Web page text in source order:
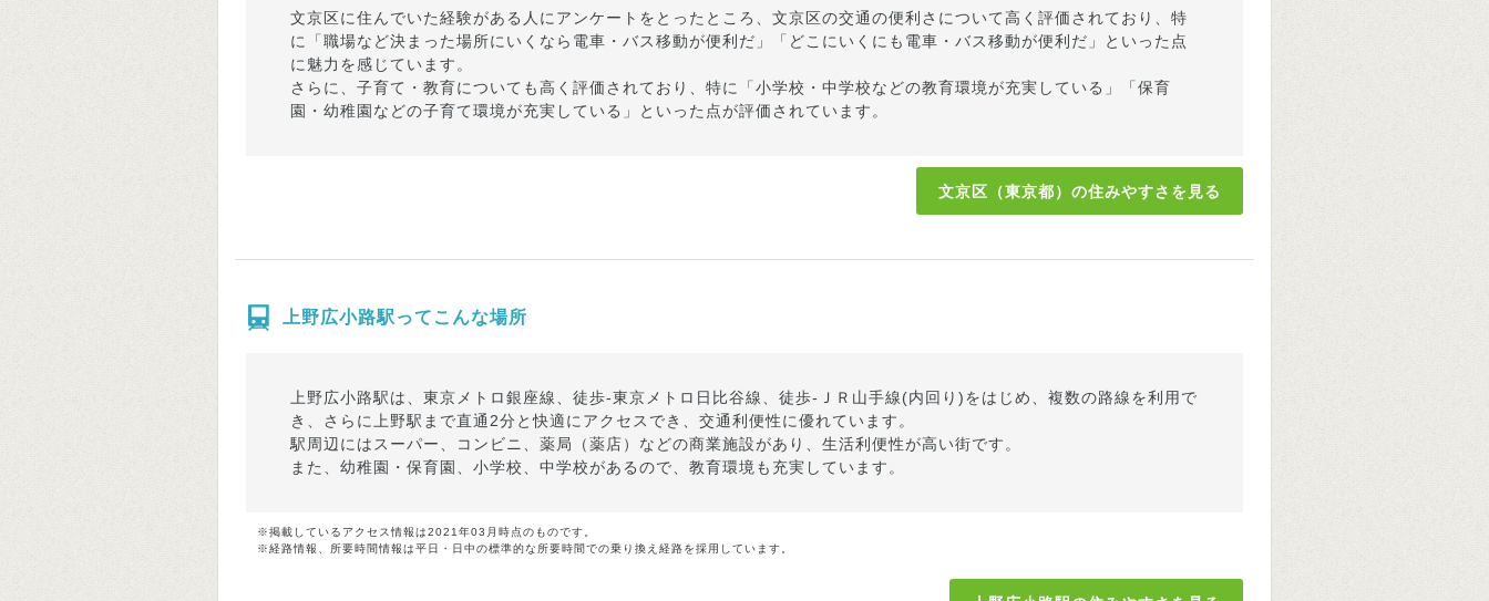
文京区に住んでいた経験がある人にアンケートをとったところ、文京区の交通の便利さについて高く評価されており、特
に「職場など決まった場所にいくなら電車・バス移動が便利だ」「どこにいくにも電車・バス移動が便利だ」といった点
に魅力を感じています。
さらに、子育て・教育についても高く評価されており、特に「小学校・中学校などの教育環境が充実している」「保育
園・幼稚園などの子育て環境が充実している」といった点が評価されています。
文京区（東京都）の住みやすさを見る
上野広小路駅ってこんな場所
上野広小路駅は、東京メトロ銀座線、徒歩-東京メトロ日比谷線、徒歩-ＪＲ山手線(内回り)をはじめ、複数の路線を利用で
き、さらに上野駅まで直通2分と快適にアクセスでき、交通利便性に優れています。
駅周辺にはスーパー、コンビニ、薬局（薬店）などの商業施設があり、生活利便性が高い街です。
また、幼稚園・保育園、小学校、中学校があるので、教育環境も充実しています。
※掲載しているアクセス情報は2021年03月時点のものです。
※経路情報、所要時間情報は平日・日中の標準的な所要時間での乗り換え経路を採用しています。